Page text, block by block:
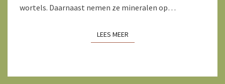
wortels. Daarnaast nemen ze mineralen op…
LEES MEERLEES MEER